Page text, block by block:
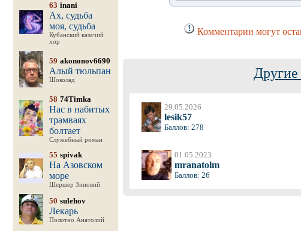
63 inani
Ах, судьба
моя, судьба
Кубанский казачий
хор
59 akononov6690
Алый тюльпан
Шоколад
58 74Timka
Нас в набитых
трамваях
болтает
Служебный роман
55 spivak
На Азовском
море
Шершер Зиновий
50 sulehov
Лекарь
Полотно Анатолий
Комментарии могут
29.05.2026
lesik57
Баллов: 278
01.05.2023
mranatolm
Баллов: 26